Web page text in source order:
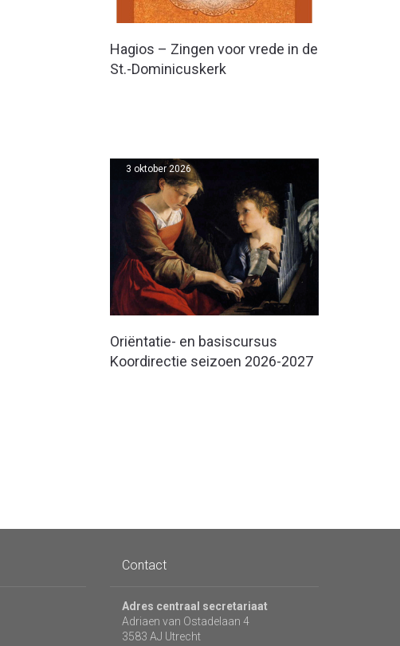
Hagios – Zingen voor vrede in de
St.-Dominicuskerk
Oriëntatie- en basiscursus
Koordirectie seizoen 2026-2027
3 oktober 2026
Contact
Adres centraal secretariaat
Adriaen van Ostadelaan 4
3583 AJ Utrecht